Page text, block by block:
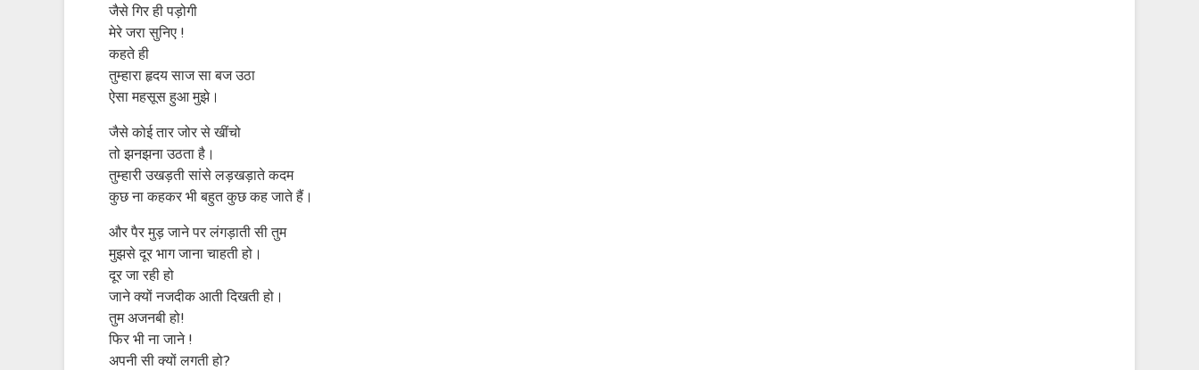
जैसे गिर ही पड़ोगी
मेरे जरा सुनिए !
कहते ही
तुम्हारा हृदय साज सा बज उठा
ऐसा महसूस हुआ मुझे।
जैसे कोई तार जोर से खींचो
तो झनझना उठता है।
तुम्हारी उखड़ती सांसे लड़खड़ाते कदम
कुछ ना कहकर भी बहुत कुछ कह जाते हैं।
और पैर मुड़ जाने पर लंगड़ाती सी तुम
मुझसे दूर भाग जाना चाहती हो।
दूर जा रही हो
जाने क्यों नजदीक आती दिखती हो।
तुम अजनबी हो!
फिर भी ना जाने !
अपनी सी क्यों लगती हो?